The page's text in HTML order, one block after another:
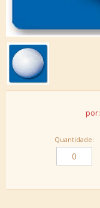
por:
Quantidade: